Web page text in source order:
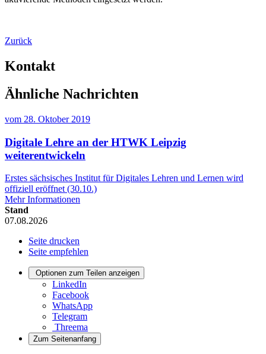
Zurück
Kontakt
Ähnliche Nachrichten
vom 28. Oktober 2019
Digitale Lehre an der HTWK Leipzig
weiterentwickeln
Erstes sächsisches Institut für Digitales Lehren und Lernen wird
offiziell eröffnet (30.10.)
Mehr Informationen
Stand
07.08.2026
Seite drucken
Seite empfehlen
Optionen zum Teilen anzeigen
LinkedIn
Facebook
WhatsApp
Telegram
Threema
Zum Seitenanfang